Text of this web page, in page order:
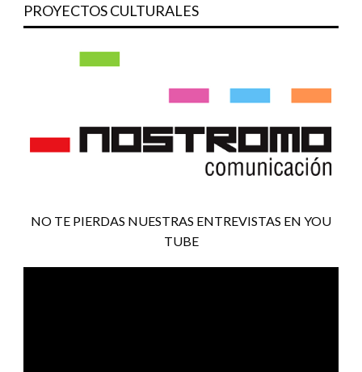
PROYECTOS CULTURALES
NO TE PIERDAS NUESTRAS ENTREVISTAS EN YOU
TUBE